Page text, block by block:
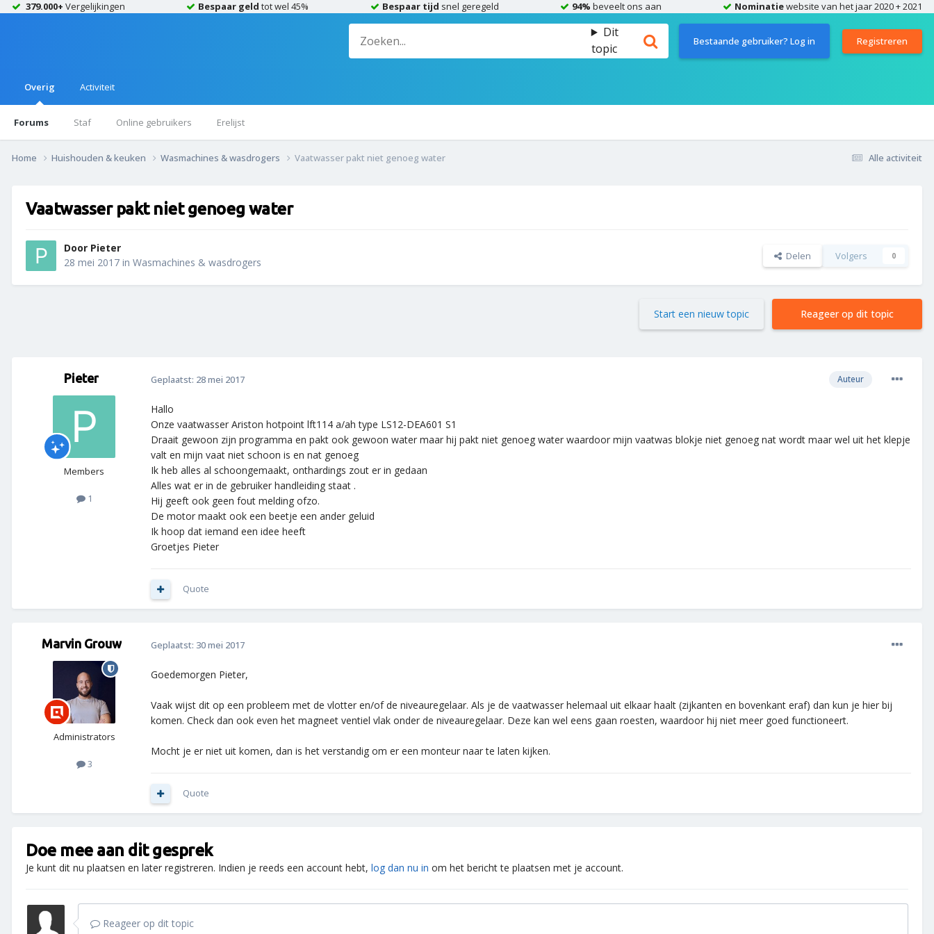
379.000+ Vergelijkingen Bespaar geld tot wel 45% Bespaar tijd snel geregeld 94% beveelt ons aan Nominatiewebsite van het jaar 2020 + 2021
Dit
topic
Bestaande gebruiker? Log in Registreren
Overig
Forums Staf Online gebruikers Erelijst
Activiteit
Alle activiteit
Home Huishouden & keuken Wasmachines & wasdrogers Vaatwasser pakt niet genoeg water
Vaatwasser pakt niet genoeg water
Door Pieter
28 mei 2017 in Wasmachines & wasdrogers Delen Volgers 0
Reageer op dit topic
Start een nieuw topic
Pieter
Members
1
Auteur
Geplaatst: 28 mei 2017
Hallo
Onze vaatwasser Ariston hotpoint lft114 a/ah type LS12-DEA601 S1
Draait gewoon zijn programma en pakt ook gewoon water maar hij pakt niet genoeg water waardoor mijn vaatwas blokje niet genoeg nat wordt maar wel uit het klepje
valt en mijn vaat niet schoon is en nat genoeg
Ik heb alles al schoongemaakt, onthardings zout er in gedaan
Alles wat er in de gebruiker handleiding staat .
Hij geeft ook geen fout melding ofzo.
De motor maakt ook een beetje een ander geluid
Ik hoop dat iemand een idee heeft
Groetjes Pieter
Quote
Marvin Grouw
Administrators
3
Geplaatst: 30 mei 2017
Goedemorgen Pieter,
Vaak wijst dit op een probleem met de vlotter en/of de niveauregelaar. Als je de vaatwasser helemaal uit elkaar haalt (zijkanten en bovenkant eraf) dan kun je hier bij
komen. Check dan ook even het magneet ventiel vlak onder de niveauregelaar. Deze kan wel eens gaan roesten, waardoor hij niet meer goed functioneert.
Mocht je er niet uit komen, dan is het verstandig om er een monteur naar te laten kijken.
Quote
Doe mee aan dit gesprek
Je kunt dit nu plaatsen en later registreren. Indien je reeds een account hebt, log dan nu in om het bericht te plaatsen met je account.
Reageer op dit topic